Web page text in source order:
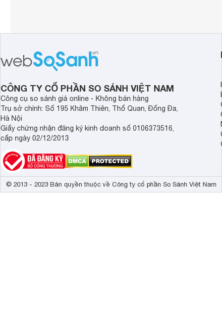
CÔNG TY CỔ PHẦN SO SÁNH VIỆT NAM
Công cụ so sánh giá online - Không bán hàng
Trụ sở chính: Số 195 Khâm Thiên, Thổ Quan, Đống Đa,
Hà Nội
Giấy chứng nhận đăng ký kinh doanh số 0106373516,
cấp ngày 02/12/2013
© 2013 - 2023 Bản quyền thuộc về Công ty cổ phần So Sánh Việt Nam